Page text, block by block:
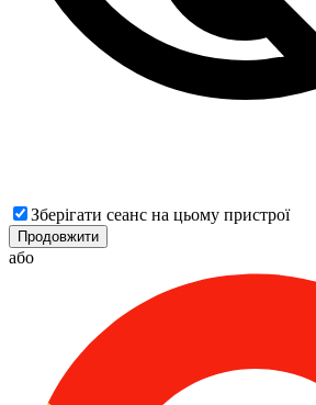
Зберігати сеанс на цьому пристрої
Продовжити
або